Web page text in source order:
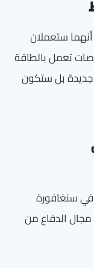
أنهما ستعملان
تعمل بالطاقة
جديدة بل ستكون
في سنغافورة
مجال الدفاع من